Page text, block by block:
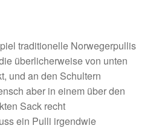
traditionelle Norwegerpullis
überlicherweise von unten
und an den Schultern
aber in einem über den
Sack recht
ein Pulli irgendwie